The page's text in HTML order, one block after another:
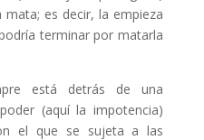
es decir, la empieza
terminar por matarla
está detrás de una
(aquí la impotencia)
el que se sujeta a las